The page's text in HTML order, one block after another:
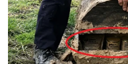
പ്രസിദ്ധീകരിച്ചു. പ്രിന്റ്, വിഷ്വല്‍,ഡിജിറ്റല്‍
മീഡിയകളില്‍
prashobh@asianetnews.in